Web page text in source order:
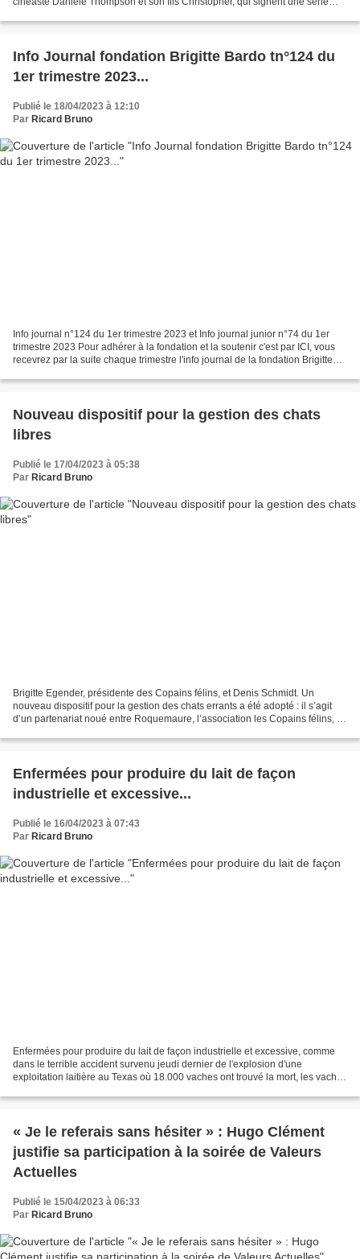
Info Journal fondation Brigitte Bardo tn°124 du
1er trimestre 2023...
Publié le 18/04/2023 à 12:10
Par Ricard Bruno
Info journal n°124 du 1er trimestre 2023 et Info journal junior n°74 du 1er
trimestre 2023 Pour adhérer à la fondation et la soutenir c'est par ICI, vous
recevrez par la suite chaque trimestre l'info journal de la fondation Brigitte
Nouveau dispositif pour la gestion des chats
libres
Publié le 17/04/2023 à 05:38
Par Ricard Bruno
Brigitte Egender, présidente des Copains félins, et Denis Schmidt. Un
nouveau dispositif pour la gestion des chats errants a été adopté : il s’agit
d’un partenariat noué entre Roquemaure, l’association les Copains félins, le
Enfermées pour produire du lait de façon
industrielle et excessive...
Publié le 16/04/2023 à 07:43
Par Ricard Bruno
Enfermées pour produire du lait de façon industrielle et excessive, comme
dans le terrible accident survenu jeudi dernier de l'explosion d'une
exploitation laitière au Texas où 18.000 vaches ont trouvé la mort, les vaches
« Je le referais sans hésiter » : Hugo Clément
justifie sa participation à la soirée de Valeurs
Actuelles
Publié le 15/04/2023 à 06:33
Par Ricard Bruno